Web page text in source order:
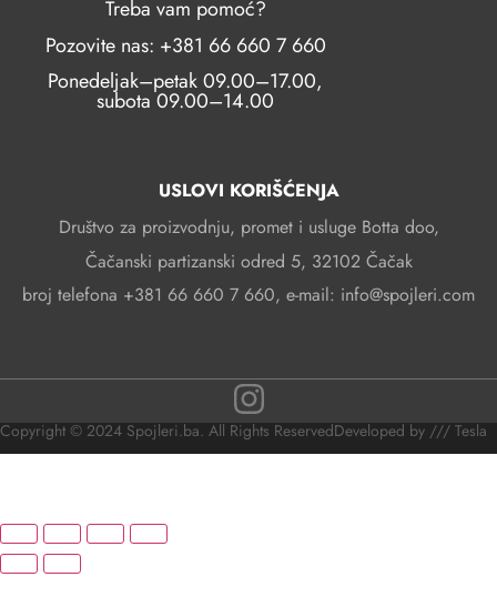
USLOVI KORIŠĆENJA
Društvo za proizvodnju, promet i usluge Botta doo,
Čačanski partizanski odred 5, 32102 Čačak
broj telefona +381 66 660 7 660, e-mail: info@spojleri.com
Treba vam pomoć?
Pozovite nas: +381 66 660 7 660
Ponedeljak–petak 09.00–17.00,
subota 09.00–14.00
Copyright © 2024 Spojleri.ba. All Rights ReservedDeveloped by /// Tesla